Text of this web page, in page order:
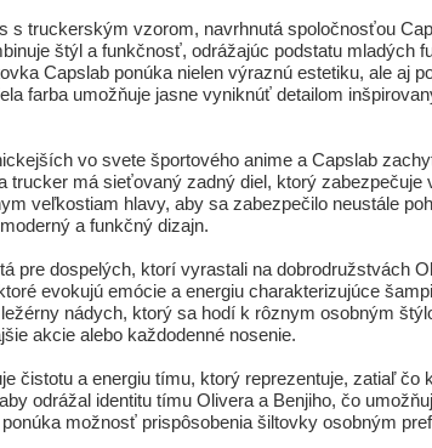
s truckerským vzorom, navrhnutá spoločnosťou
štýl a funkčnosť, odrážajúc podstatu
Capslab ponúka nielen výraznú estetiku, ale aj
farba umožňuje jasne vyniknúť detailom
vo svete športového anime a Capslab
trucker má sieťovaný zadný diel, ktorý
veľkostiam hlavy, aby sa zabezpečilo neustále
a funkčný dizajn.
pre dospelých, ktorí vyrastali na dobrodružstvách
evokujú emócie a energiu charakterizujúce
nádych, ktorý sa hodí k rôznym osobným
akcie alebo každodenné nosenie.
čistotu a energiu tímu, ktorý reprezentuje, zatiaľ
odrážal identitu tímu Olivera a Benjiho, čo
možnosť prispôsobenia šiltovky osobným